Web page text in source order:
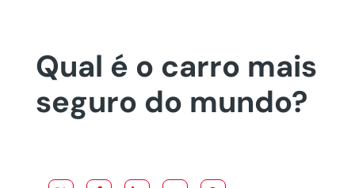
Qual é o carro mais
seguro do mundo?